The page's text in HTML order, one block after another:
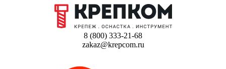
8 (800) 333-21-68
zakaz@krepcom.ru